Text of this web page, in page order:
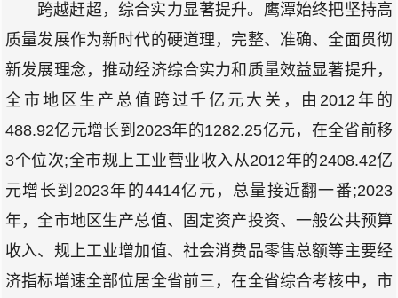
跨越赶超，综合实力显著提升。鹰潭始终把坚持高
质量发展作为新时代的硬道理，完整、准确、全面贯彻
新发展理念，推动经济综合实力和质量效益显著提升，
全市地区生产总值跨过千亿元大关，由2012年的
488.92亿元增长到2023年的1282.25亿元，在全省前移
3个位次;全市规上工业营业收入从2012年的2408.42亿
元增长到2023年的4414亿元，总量接近翻一番;2023
年，全市地区生产总值、固定资产投资、一般公共预算
收入、规上工业增加值、社会消费品零售总额等主要经
济指标增速全部位居全省前三，在全省综合考核中，市